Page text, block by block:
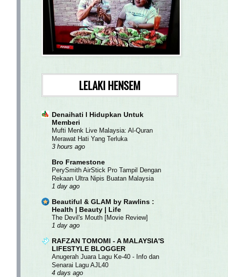
LELAKI HENSEM
Denaihati l Hidupkan Untuk
Memberi
Mufti Menk Live Malaysia: Al-Quran
Merawat Hati Yang Terluka
3 hours ago
Bro Framestone
PerySmith AirStick Pro Tampil Dengan
Rekaan Ultra Nipis Buatan Malaysia
1 day ago
Beautiful & GLAM by Rawlins :
Health | Beauty | Life
The Devil's Mouth [Movie Review]
1 day ago
RAFZAN TOMOMI - A MALAYSIA'S
LIFESTYLE BLOGGER
Anugerah Juara Lagu Ke-40 - Info dan
Senarai Lagu AJL40
4 days ago